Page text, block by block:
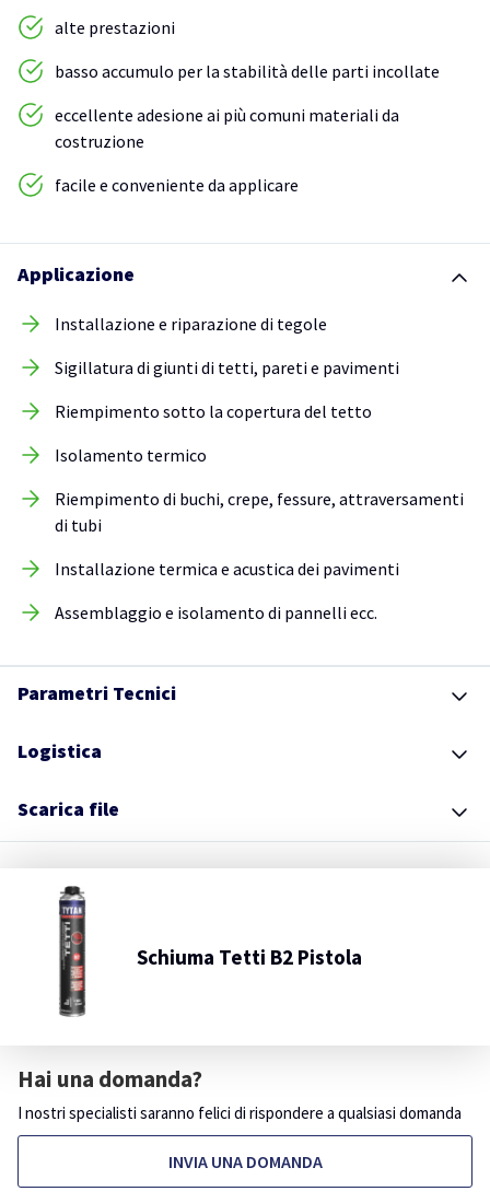
alte prestazioni
basso accumulo per la stabilità delle parti incollate
eccellente adesione ai più comuni materiali da
costruzione
facile e conveniente da applicare
Applicazione
Installazione e riparazione di tegole
Sigillatura di giunti di tetti, pareti e pavimenti
Riempimento sotto la copertura del tetto
Isolamento termico
Riempimento di buchi, crepe, fessure, attraversamenti
di tubi
Installazione termica e acustica dei pavimenti
Assemblaggio e isolamento di pannelli ecc.
Parametri Tecnici
Logistica
Scarica file
Schiuma Tetti B2 Pistola
Hai una domanda?
I nostri specialisti saranno felici di rispondere a qualsiasi domanda
INVIA UNA DOMANDA